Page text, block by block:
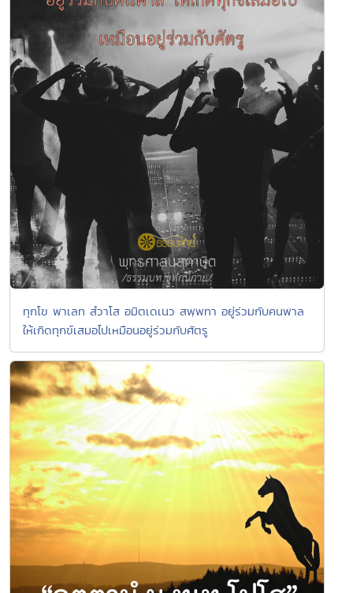
ทุกโข พาเลท สํวาโส อมิตเดเนว สพฺพทา อยู่ร่วมกับคนพาล
ให้เกิดทุกข์เสมอไปเหมือนอยู่ร่วมกับศัตรู